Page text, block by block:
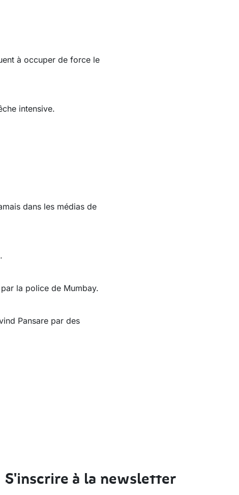
à occuper de force le
intensive.
dans les médias de
la police de Mumbay.
Pansare par des
S'inscrire à la newsletter